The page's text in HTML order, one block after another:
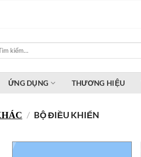
ỨNG DỤNG THƯƠNG HIỆU
/ BỘ ĐIỀU KHIỂN